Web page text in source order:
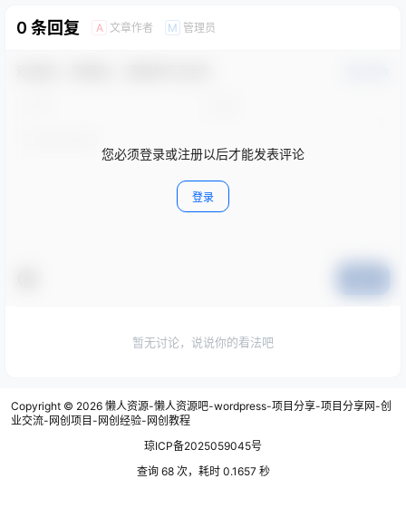
0 条回复 A 文章作者 M 管理员
您必须登录或注册以后才能发表评论
登录
暂无讨论，说说你的看法吧
Copyright © 2026 懒人资源-懒人资源吧-wordpress-项目分享-项目分享网-创
业交流-网创项目-网创经验-网创教程
琼ICP备2025059045号
查询 68 次，耗时 0.1657 秒